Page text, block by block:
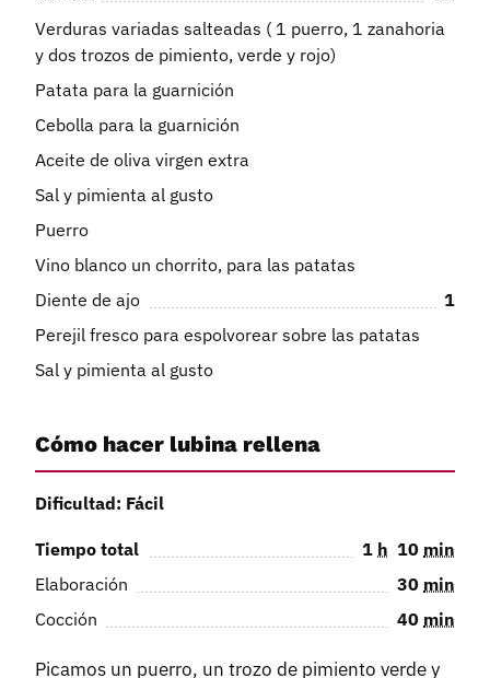
Verduras variadas salteadas ( 1 puerro, 1 zanahoria
y dos trozos de pimiento, verde y rojo)
Patata para la guarnición
Cebolla para la guarnición
Aceite de oliva virgen extra
Sal y pimienta al gusto
Puerro
Vino blanco un chorrito, para las patatas
Diente de ajo
1
Perejil fresco para espolvorear sobre las patatas
Sal y pimienta al gusto
Cómo hacer lubina rellena
Dificultad: Fácil
Tiempo total 1 h 10 min
Elaboración
30 min
Cocción
40 min
Picamos un puerro, un trozo de pimiento verde y